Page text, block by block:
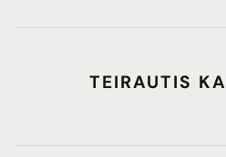
TEIRAUTIS